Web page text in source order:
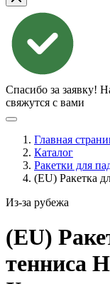
Спасибо за заявку!
свяжутся с вами
Главная
Каталог
Ракетки для
(EU) Ракетка
Из-за рубежа
(EU)
тенниса